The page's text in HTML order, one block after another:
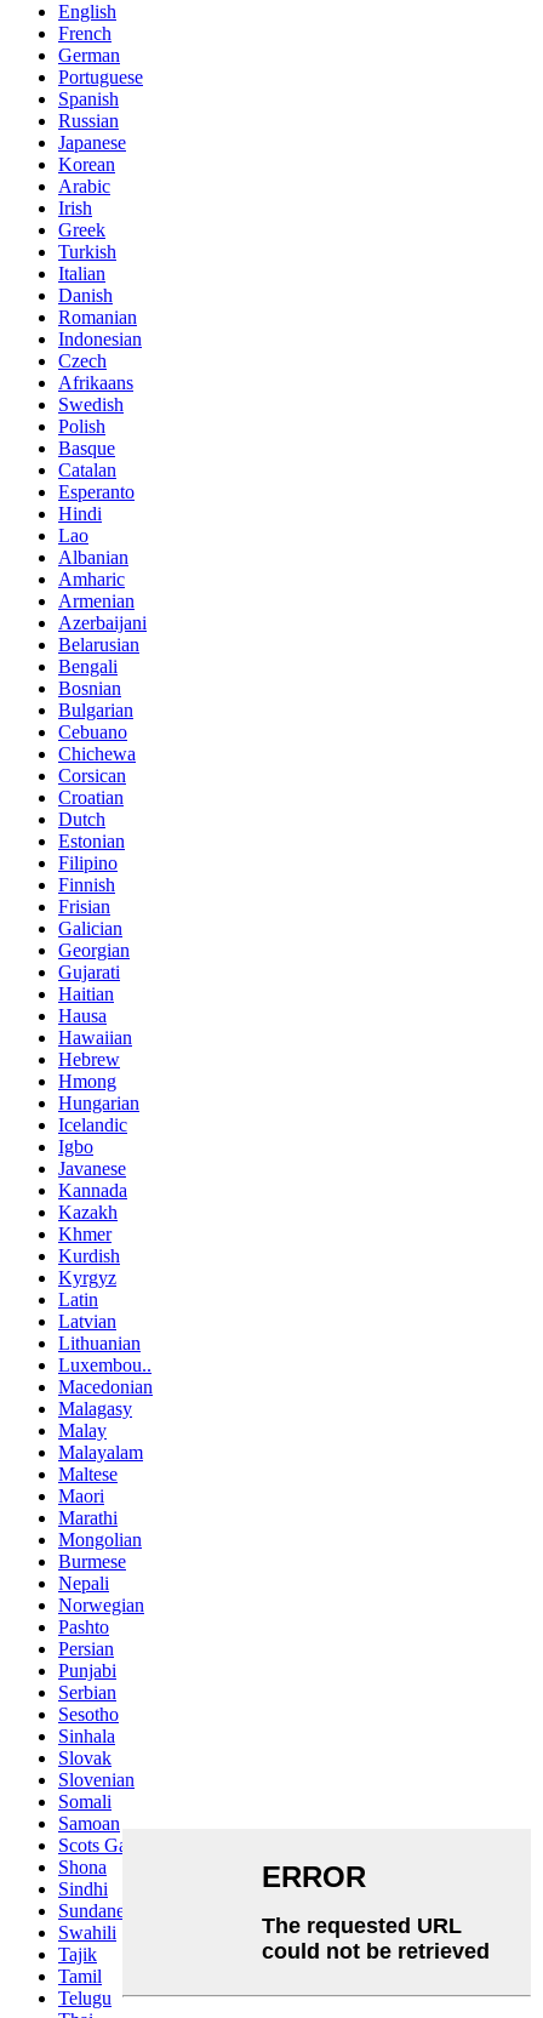
English
French
German
Portuguese
Spanish
Russian
Japanese
Korean
Arabic
Irish
Greek
Turkish
Italian
Danish
Romanian
Indonesian
Czech
Afrikaans
Swedish
Polish
Basque
Catalan
Esperanto
Hindi
Lao
Albanian
Amharic
Armenian
Azerbaijani
Belarusian
Bengali
Bosnian
Bulgarian
Cebuano
Chichewa
Corsican
Croatian
Dutch
Estonian
Filipino
Finnish
Frisian
Galician
Georgian
Gujarati
Haitian
Hausa
Hawaiian
Hebrew
Hmong
Hungarian
Icelandic
Igbo
Javanese
Kannada
Kazakh
Khmer
Kurdish
Kyrgyz
Latin
Latvian
Lithuanian
Luxembou..
Macedonian
Malagasy
Malay
Malayalam
Maltese
Maori
Marathi
Mongolian
Burmese
Nepali
Norwegian
Pashto
Persian
Punjabi
Serbian
Sesotho
Sinhala
Slovak
Slovenian
Somali
Samoan
Scots Gaelic
Shona
Sindhi
Sundanese
Swahili
Tajik
Tamil
Telugu